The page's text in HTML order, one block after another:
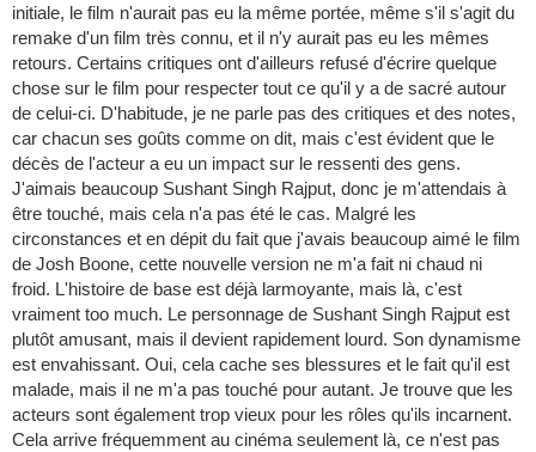
initiale, le film n'aurait pas eu la même portée, même s'il s'agit du
remake d'un film très connu, et il n'y aurait pas eu les mêmes
retours. Certains critiques ont d'ailleurs refusé d'écrire quelque
chose sur le film pour respecter tout ce qu'il y a de sacré autour
de celui-ci. D'habitude, je ne parle pas des critiques et des notes,
car chacun ses goûts comme on dit, mais c'est évident que le
décès de l'acteur a eu un impact sur le ressenti des gens.
J'aimais beaucoup Sushant Singh Rajput, donc je m'attendais à
être touché, mais cela n'a pas été le cas. Malgré les
circonstances et en dépit du fait que j'avais beaucoup aimé le film
de Josh Boone, cette nouvelle version ne m'a fait ni chaud ni
froid. L'histoire de base est déjà larmoyante, mais là, c'est
vraiment too much. Le personnage de Sushant Singh Rajput est
plutôt amusant, mais il devient rapidement lourd. Son dynamisme
est envahissant. Oui, cela cache ses blessures et le fait qu'il est
malade, mais il ne m'a pas touché pour autant. Je trouve que les
acteurs sont également trop vieux pour les rôles qu'ils incarnent.
Cela arrive fréquemment au cinéma seulement là, ce n'est pas